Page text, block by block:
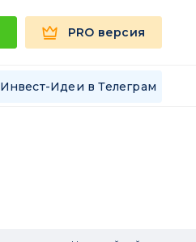
PRO версия
Инвест-Идеи в Телеграм